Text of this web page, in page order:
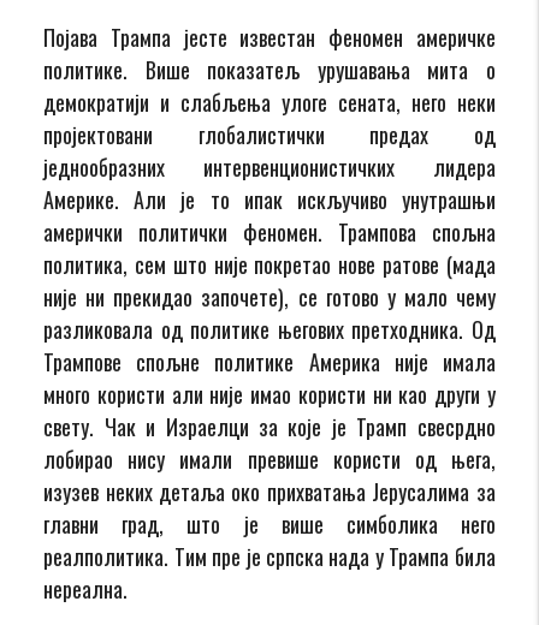
Појава Трампа јесте известан феномен америчке
политике. Више показатељ урушавања мита о
демократији и слабљења улоге сената, него неки
пројектовани глобалистички предах од
једнообразних интервенционистичких лидера
Америке. Али је то ипак искључиво унутрашњи
амерички политички феномен. Трампова спољна
политика, сем што није покретао нове ратове (мада
није ни прекидао започете), се готово у мало чему
разликовала од политике његових претходника. Од
Трампове спољне политике Америка није имала
много користи али није имао користи ни као други у
свету. Чак и Израелци за које је Трамп свесрдно
лобирао нису имали превише користи од њега,
изузев неких детаља око прихватања Јерусалима за
главни град, што је више симболика него
реалполитика. Тим пре је српска нада у Трампа била
нереална.